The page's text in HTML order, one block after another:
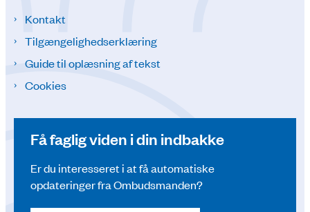
Kontakt
Tilgængelighedserklæring
Guide til oplæsning af tekst
Cookies
Få faglig viden i din indbakke
Er du interesseret i at få automatiske
opdateringer fra Ombudsmanden?